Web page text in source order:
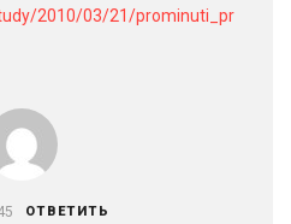
2010/03/21/prominuti_pr
ОТВЕТИТЬ